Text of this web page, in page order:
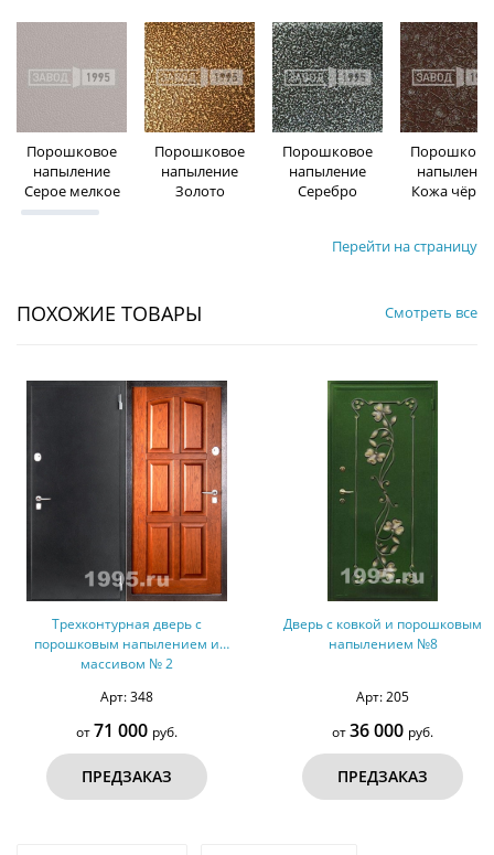
Порошковое
напыление
Серое мелкое
Порошковое
напыление
Золото
Порошковое
напыление
Серебро
напыление
Кожа
Перейти на страницу
ПОХОЖИЕ ТОВАРЫ Смотреть все
дверь с
и
Дверь с ковкой и порошковым
напылением №8